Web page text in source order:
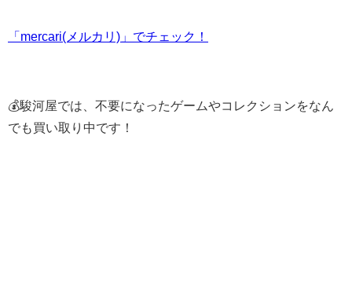
「mercari(メルカリ)」でチェック！
💰駿河屋では、不要になったゲームやコレクションをなん
でも買い取り中です！